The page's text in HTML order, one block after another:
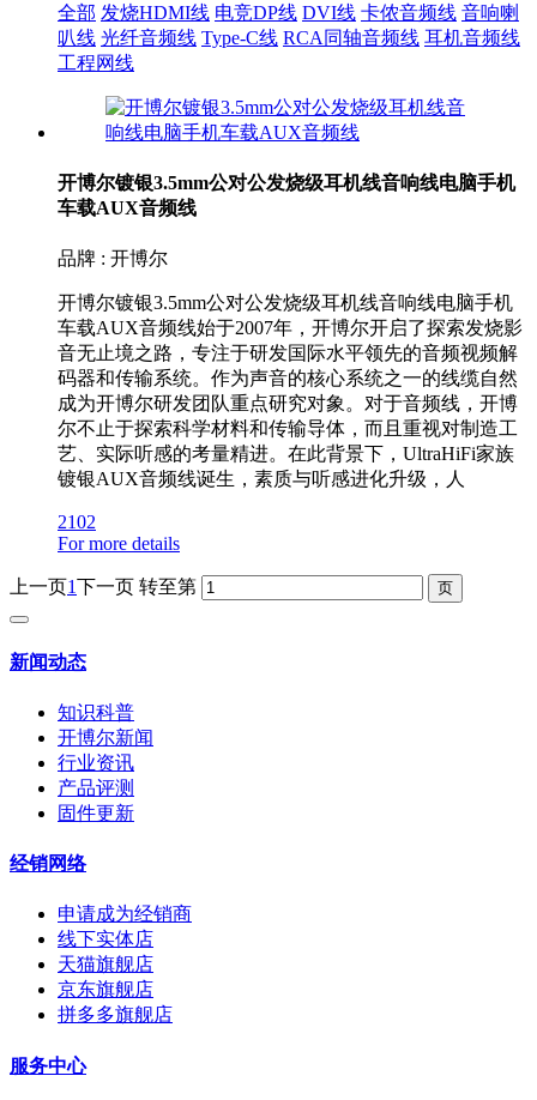
全部 发烧HDMI线 电竞DP线 DVI线 卡侬音频线 音响喇
叭线 光纤音频线 Type-C线 RCA同轴音频线 耳机音频线
工程网线
开博尔镀银3.5mm公对公发烧级耳机线音响线电脑手机
车载AUX音频线
品牌 : 开博尔
开博尔镀银3.5mm公对公发烧级耳机线音响线电脑手机
车载AUX音频线始于2007年，开博尔开启了探索发烧影
音无止境之路，专注于研发国际水平领先的音频视频解
码器和传输系统。作为声音的核心系统之一的线缆自然
成为开博尔研发团队重点研究对象。对于音频线，开博
尔不止于探索科学材料和传输导体，而且重视对制造工
艺、实际听感的考量精进。在此背景下，UltraHiFi家族
镀银AUX音频线诞生，素质与听感进化升级，人
2102
For more details
上一页1下一页 转至第
新闻动态
知识科普
开博尔新闻
行业资讯
产品评测
固件更新
经销网络
申请成为经销商
线下实体店
天猫旗舰店
京东旗舰店
拼多多旗舰店
服务中心